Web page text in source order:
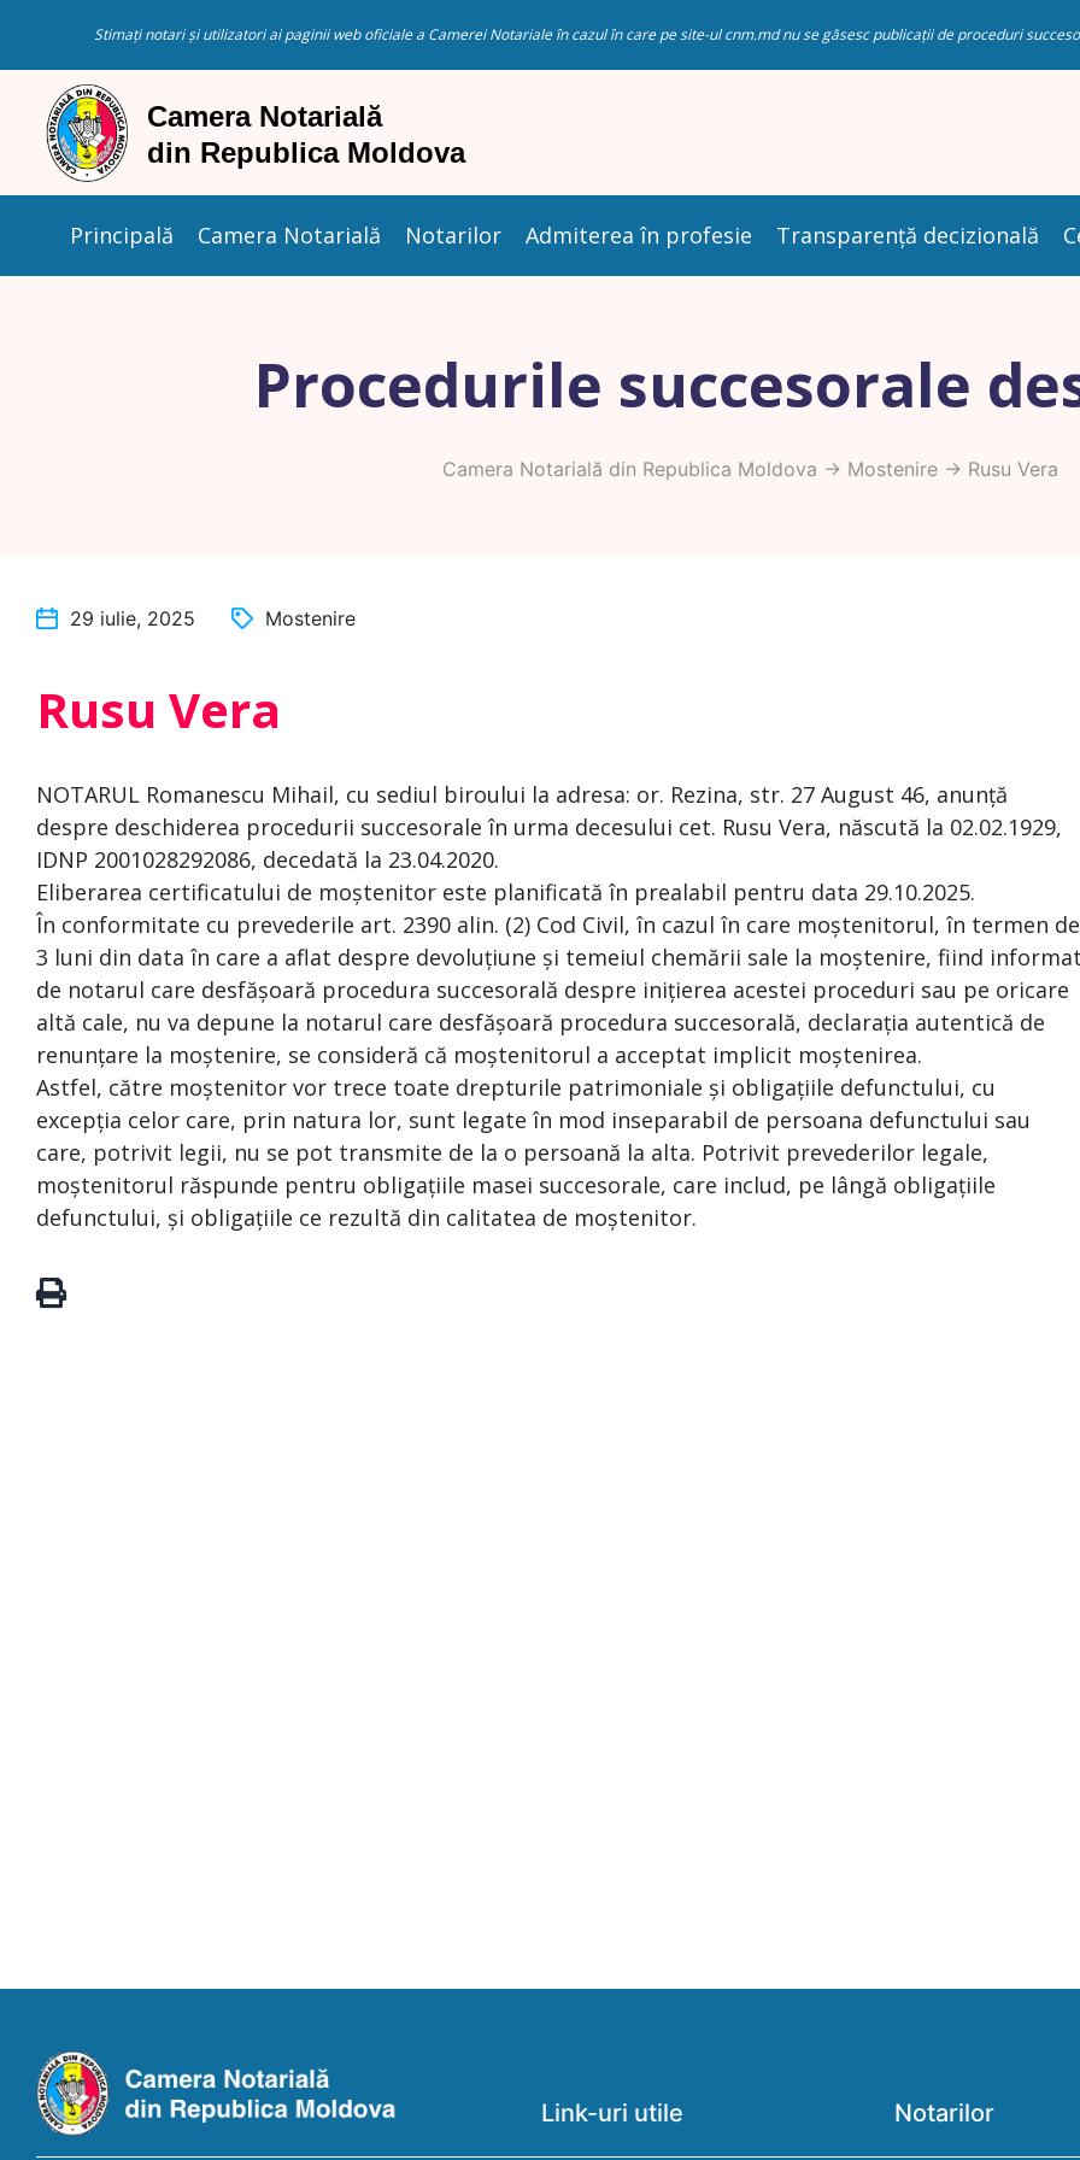
Stimați notari și utilizatori ai paginii web oficiale a Camerei Notariale în cazul în care pe site-ul cnm.md nu se găsesc publicații de proceduri
Principală Camera Notarială Notarilor Admiterea în profesie Transparență decizională
Procedurile succesorale
Camera Notarială din Republica Moldova -> Mostenire-> Rusu Vera
29 iulie, 2025 Mostenire
Rusu Vera
NOTARUL Romanescu Mihail, cu sediul biroului la adresa: or. Rezina, str. 27 August 46, anunță
despre deschiderea procedurii succesorale în urma decesului cet. Rusu Vera, născută la 02.02.1929,
IDNP 2001028292086, decedată la 23.04.2020.
Eliberarea certificatului de moștenitor este planificată în prealabil pentru data 29.10.2025.
În conformitate cu prevederile art. 2390 alin. (2) Cod Civil, în cazul în care moștenitorul, în termen de
3 luni din data în care a aflat despre devoluțiune și temeiul chemării sale la moștenire, fiind informat
de notarul care desfășoară procedura succesorală despre inițierea acestei proceduri sau pe oricare
altă cale, nu va depune la notarul care desfășoară procedura succesorală, declarația autentică de
renunțare la moștenire, se consideră că moștenitorul a acceptat implicit moștenirea.
Astfel, către moștenitor vor trece toate drepturile patrimoniale și obligațiile defunctului, cu
excepția celor care, prin natura lor, sunt legate în mod inseparabil de persoana defunctului sau
care, potrivit legii, nu se pot transmite de la o persoană la alta. Potrivit prevederilor legale,
moștenitorul răspunde pentru obligațiile masei succesorale, care includ, pe lângă obligațiile
defunctului, și obligațiile ce rezultă din calitatea de moștenitor.
Link-uri utile Notarilor